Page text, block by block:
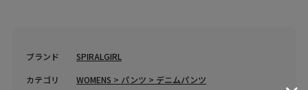
ブランド
SPIRALGIRL
カテゴリ
WOMENS > パンツ > デニムパンツ